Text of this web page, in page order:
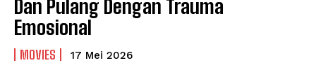
Dan Pulang Dengan Trauma
Emosional
MOVIES 17 Mei 2026